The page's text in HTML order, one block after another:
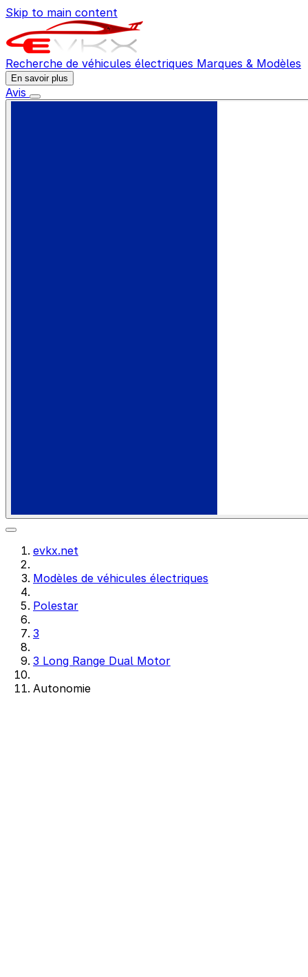
Skip to main content
Recherche de véhicules électriques Marques & Modèles
En savoir plus
Avis
evkx.net
Modèles de véhicules électriques
Polestar
3
3 Long Range Dual Motor
Autonomie